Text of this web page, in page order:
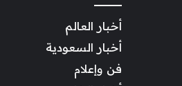
أخبار العالم
أخبار السعودية
فن وإعلام